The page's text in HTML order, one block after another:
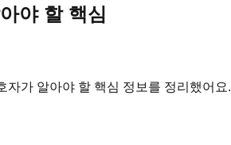
야 할 핵심
자가 알아야 할 핵심 정보를 정리했어요.